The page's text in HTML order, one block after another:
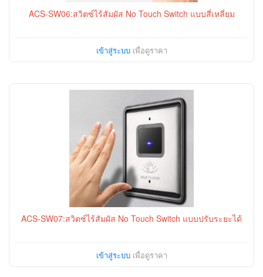
ACS-SW06:สวิตซ์ไร้สัมผัส No Touch Switch แบบสี่เหลี่ยม
เข้าสู่ระบบเพื่อดูราคา
ACS-SW07:สวิตซ์ไร้สัมผัส No Touch Switch แบบปรับระยะได้
เข้าสู่ระบบเพื่อดูราคา